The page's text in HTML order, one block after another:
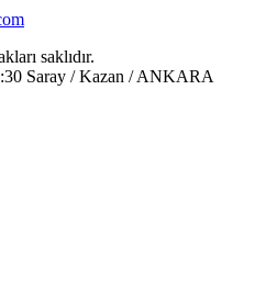
saklıdır.
Saray / Kazan / ANKARA